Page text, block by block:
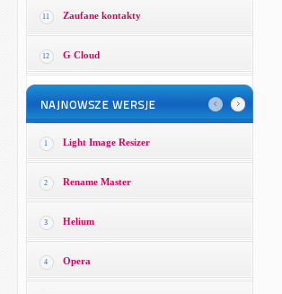
11 Zaufane kontakty
12 G Cloud
1 Light Image Resizer
2 Rename Master
3 Helium
4 Opera